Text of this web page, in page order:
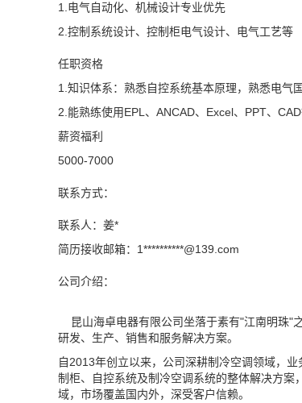
1.电气自动化、机械设计专业优先
2.控制系统设计、控制柜电气设计、电气工艺等
任职资格
1.知识体系：熟悉自控系统基本原理，熟悉电气
2.能熟练使用EPL、ANCAD、Excel、PPT、
薪资福利
5000-7000
联系方式：
联系人：姜*
简历接收邮箱：1**********@139.com
公司介绍：
昆山海卓电器有限公司坐落于素有"江南明珠"
研发、生产、销售和服务解决方案。
自2013年创立以来，公司深耕制冷空调领域，
制柜、自控系统及制冷空调系统的整体解决方
域，市场覆盖国内外，深受客户信赖。